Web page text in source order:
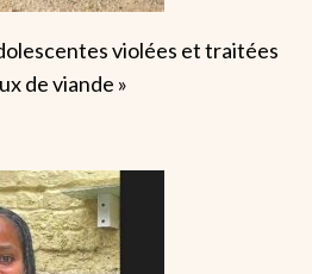
violées et traitées
de viande »